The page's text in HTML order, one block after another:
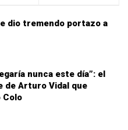
dio tremendo portazo a
nunca este día”: el
de Arturo Vidal que
Colo